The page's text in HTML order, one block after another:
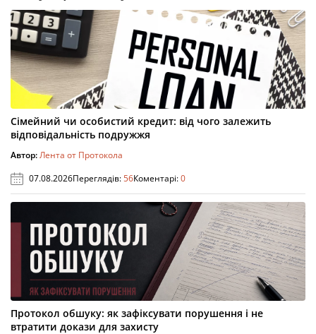
Сімейний чи особистий кредит: від чого залежить
відповідальність подружжя
Автор:Лента от Протокола
07.08.2026Переглядів:56Коментарі:0
Протокол обшуку: як зафіксувати порушення і не
втратити докази для захисту